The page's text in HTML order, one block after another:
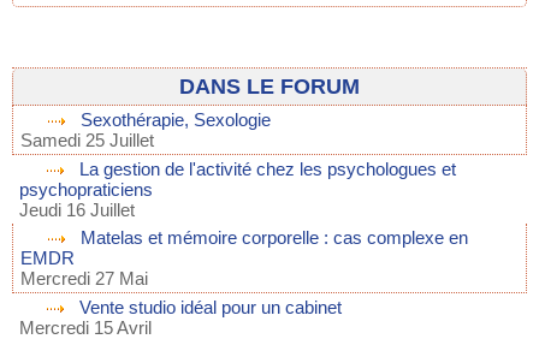
DANS LE FORUM
Sexothérapie, Sexologie
Samedi 25 Juillet
La gestion de l'activité chez les psychologues et
psychopraticiens
Jeudi 16 Juillet
Matelas et mémoire corporelle : cas complexe en
EMDR
Mercredi 27 Mai
Vente studio idéal pour un cabinet
Mercredi 15 Avril